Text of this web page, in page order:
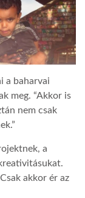
a baharvai
meg. “Akkor is
nem csak
a
akkor ér az